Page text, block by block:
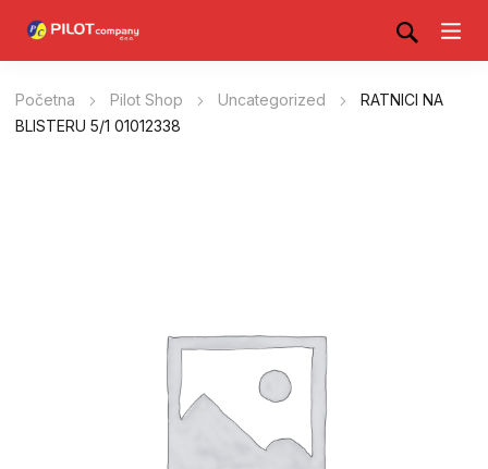
Početna Pilot Shop Uncategorized
RATNICI NA
BLISTERU 5/1 01012338